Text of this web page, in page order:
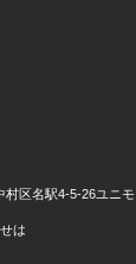
村区名駅4-5-26ユニ
は